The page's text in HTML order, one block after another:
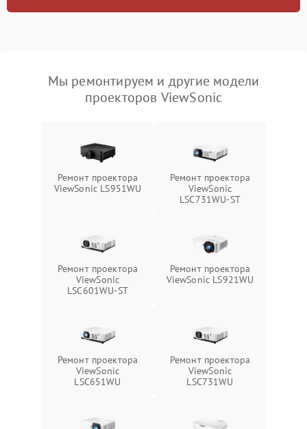
Мы ремонтируем и другие модели
проекторов ViewSonic
Ремонт проектора
ViewSonic LS951WU
Ремонт проектора
ViewSonic
LSC731WU-ST
Ремонт проектора
ViewSonic
LSC601WU-ST
Ремонт проектора
ViewSonic LS921WU
Ремонт проектора
ViewSonic
LSC651WU
Ремонт проектора
ViewSonic
LSC731WU